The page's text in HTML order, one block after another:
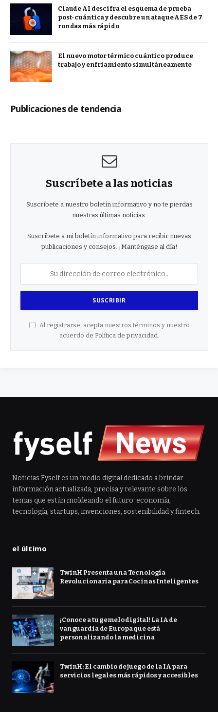
Claude AI descifra el esquema de prueba
post-cuántica y descubre un ataque AES de 7
rondas más rápido
El nuevo motor térmico cuántico produce
trabajo y enfriamiento simultáneamente
Publicaciones de tendencia
Suscríbete a las noticias
Suscríbete a nuestro boletín informativo y no te pierdas
nuestras últimas noticias.
Suscríbete a mi boletín informativo para recibir nuevas
publicaciones y consejos. ¡Manténgase al día!
Al registrarse, acepta nuestros términos y nuestro
acuerdo de Política de privacidad.
Noticias Fyself es un medio digital dedicado a brindar
información actualizada, precisa y relevante sobre los
temas que están moldeando el futuro: economía,
tecnología, startups, invenciones, sostenibilidad y fintech.
el último
TwinH Presenta una Tecnología
Revolucionaria para Cocinas Inteligentes
¡Conoce a tu gemelo digital! La IA de
vanguardia de Europa que está
personalizando la medicina
TwinH: El cambio de juego de la IA para
servicios legales más rápidos y accesibles